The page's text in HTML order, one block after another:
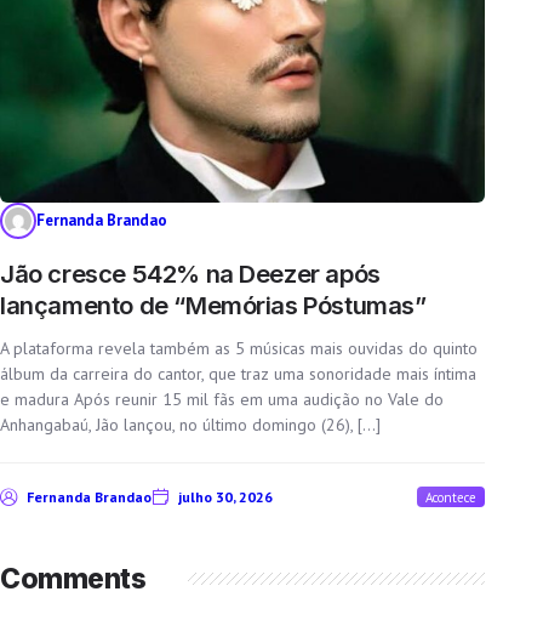
Fernanda Brandao
Jão cresce 542% na Deezer após
lançamento de “Memórias Póstumas”
A plataforma revela também as 5 músicas mais ouvidas do quinto
álbum da carreira do cantor, que traz uma sonoridade mais íntima
e madura Após reunir 15 mil fãs em uma audição no Vale do
Anhangabaú, Jão lançou, no último domingo (26), […]
Fernanda Brandao julho 30, 2026 Acontece
Comments